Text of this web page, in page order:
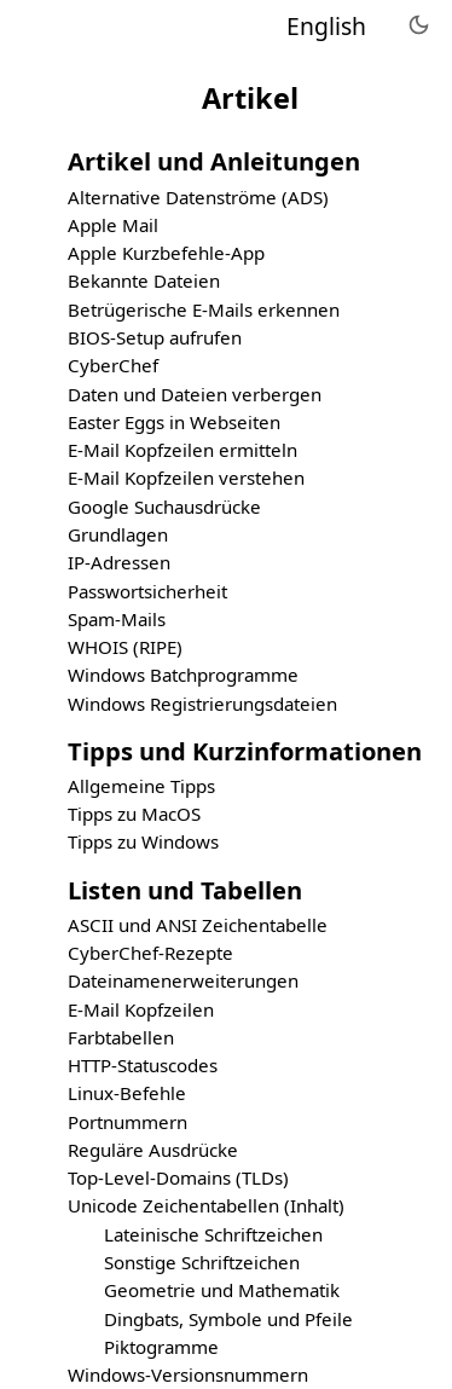
English
Artikel
Artikel und Anleitungen
Alternative Datenströme (ADS)
Apple Mail
Apple Kurzbefehle-App
Bekannte Dateien
Betrügerische E-Mails erkennen
BIOS-Setup aufrufen
CyberChef
Daten und Dateien verbergen
Easter Eggs in Webseiten
E-Mail Kopfzeilen ermitteln
E-Mail Kopfzeilen verstehen
Google Suchausdrücke
Grundlagen
IP-Adressen
Passwortsicherheit
Spam-Mails
WHOIS (RIPE)
Windows Batchprogramme
Windows Registrierungsdateien
Tipps und Kurzinformationen
Allgemeine Tipps
Tipps zu MacOS
Tipps zu Windows
Listen und Tabellen
ASCII und ANSI Zeichentabelle
CyberChef-Rezepte
Dateinamenerweiterungen
E-Mail Kopfzeilen
Farbtabellen
HTTP-Statuscodes
Linux-Befehle
Portnummern
Reguläre Ausdrücke
Top-Level-Domains (TLDs)
Unicode Zeichentabellen (Inhalt)
Lateinische Schriftzeichen
Sonstige Schriftzeichen
Geometrie und Mathematik
Dingbats, Symbole und Pfeile
Piktogramme
Windows-Versionsnummern